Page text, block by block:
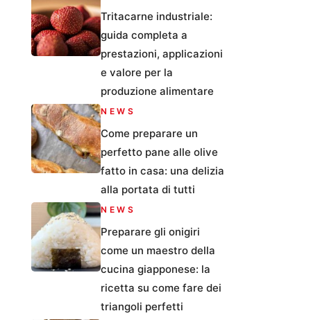
Tritacarne industriale:
guida completa a
prestazioni, applicazioni
e valore per la
produzione alimentare
NEWS
Come preparare un
perfetto pane alle olive
fatto in casa: una delizia
alla portata di tutti
NEWS
Preparare gli onigiri
come un maestro della
cucina giapponese: la
ricetta su come fare dei
triangoli perfetti